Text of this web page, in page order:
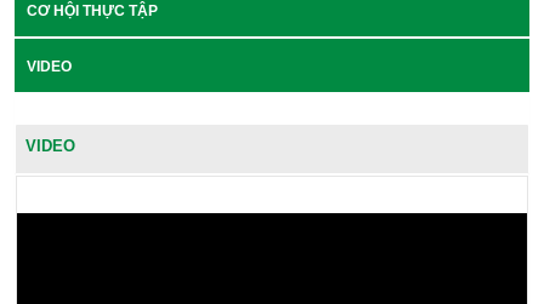
CƠ HỘI THỰC TẬP
VIDEO
VIDEO